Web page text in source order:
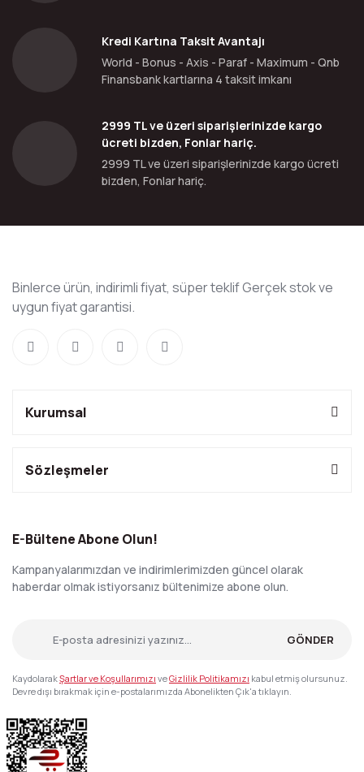
Kredi Kartına Taksit Avantajı
World - Bonus - Axis - Paraf - Maximum - Qnb
Finansbank kartlarına 4 taksit imkanı
2999 TL ve üzeri siparişlerinizde kargo
ücreti bizden, Fonlar hariç.
2999 TL ve üzeri siparişlerinizde kargo ücreti
bizden, Fonlar hariç.
Binlerce ürün, indirimli fiyat, süper teklif Gerçek stok ve
uygun fiyat garantisi.
Kurumsal
Sözleşmeler
E-Bültene Abone Olun!
Kampanyalarımızdan ve indirimlerimizden güncel olarak
haberdar olmak istiyorsanız bültenimize abone olun.
GÖNDER
KaydolarakŞartlar ve Koşullarımızı veGizlilik Politikamızı kabul etmiş olursunuz.
Devre dışı bırakmak için e-postalarımızda Abonelikten Çık'a tıklayın.